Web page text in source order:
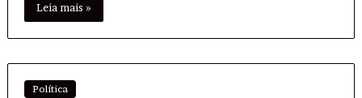
Leia mais »
Política